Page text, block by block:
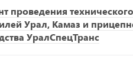
проведения
Урал, Камаз и
УралСпецТранс